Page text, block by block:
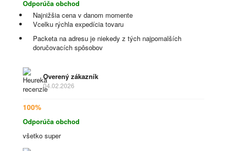
Odporúča obchod
Najnižšia cena v danom momente
Vcelku rýchla expedícia tovaru
Packeta na adresu je niekedy z tých najpomalších
doručovacích spôsobov
Overený zákazník
04.02.2026
100%
Odporúča obchod
všetko super